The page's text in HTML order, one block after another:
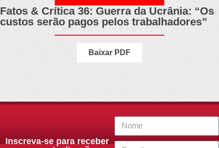
Fatos & Crítica 36: Guerra da Ucrânia: “Os
custos serão pagos pelos trabalhadores”
Baixar PDF
Inscreva-se para receber